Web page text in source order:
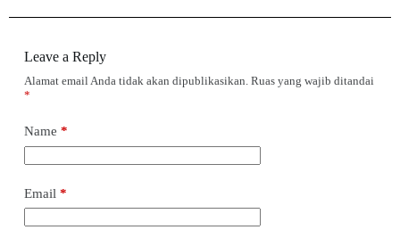
Leave a Reply
Alamat email Anda tidak akan dipublikasikan. Ruas yang wajib ditandai
*
Name *
Email *